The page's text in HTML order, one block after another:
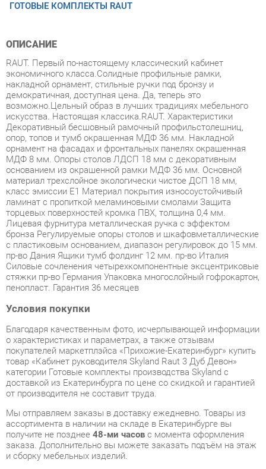
ОПИСАНИЕ
экономичного класса.Солидные профильные рамки,
накладной орнамент, стильные ручки под бронзу и
демократичная, доступная цена. Да, теперь это
возможно.Цельный образ в лучших традициях мебельного
искусства. Настоящая классика.RAUT. Характеристики
Декоративный бесшовный рамочный профильстолешниц,
опор, топов и тумб окрашенная МДФ 36 мм. Накладной
орнамент на фасадах и фронтальных панелях окрашенная
МДФ 8 мм. Опоры столов ЛДСП 18 мм с декоративным
основанием из окрашенной рамки МДФ 36 мм. Основной
материал трехслойное экологически чистое ДСП 18 мм,
класс эмиссии Е1 Материал покрытия износоустойчивый
ламинат с пропиткой меламиновыми смолами Защита
торцевых поверхностей кромка ПВХ, толщина 0,4 мм.
Лицевая фурнитура металлическая ручка с эффектом
бронза Регулируемые опоры столов и шкафовметаллические
с пластиковым основанием, диапазон регулировок до 15 мм.
пр-во Дания Ящики тумб фолдинг 12 мм. пр-во Италия
Силовые сочленения четырехкомпонентные эксцентриковые
стяжки пр-во Германия Упаковка многослойный гофрокартон,
пенопласт. Гарантия 36 месяцев
Условия покупки
Благодаря качественным фото, исчерпывающей информации
о характеристиках и параметрах, а также отзывам
покупателей маркетплэйса «Прихожие-Екатеринбург» купить
товар «Кабинет руководителя Skyland Raut 3 Дуб Девон»
категории Готовые комплекты производства Skyland с
доставкой из Екатеринбурга по цене со скидкой и гарантией
от производителя не составит труда.
Мы отправляем заказы в доставку ежедневно. Товары из
ассортимента в наличии на складе в Екатеринбурге вы
получите не позднее48-ми часовс момента оформления
заказа. Дополнительно вы можете заказать подъём на этаж
Срок доставки в другие регионы, и для товаров, находящихся
на складах производителей, рассчитывается индивидуально.
Уточнить наличие, срок и стоимость доставки вы можете
через формуобратной связи.